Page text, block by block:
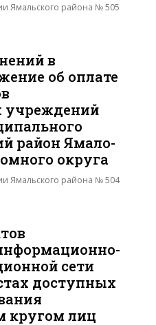
Ямальского района № 505
в
об оплате
район Ямало-
округа
Ямальского района № 504
сети
доступных
кругом лиц